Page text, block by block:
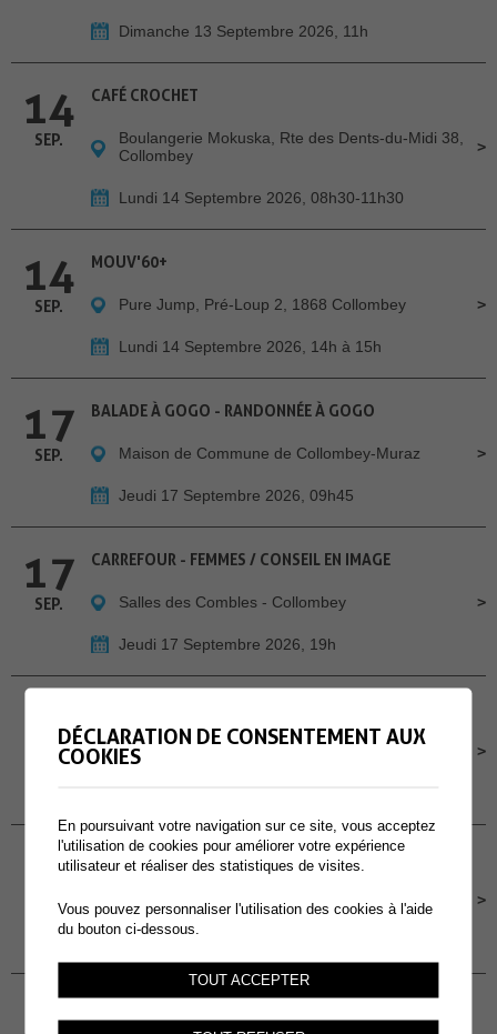
Dimanche 13 Septembre 2026, 11h
14
SEP.
CAFÉ CROCHET
Boulangerie Mokuska, Rte des Dents-du-Midi 38,
Collombey
Lundi 14 Septembre 2026, 08h30-11h30
14
SEP.
MOUV'60+
Pure Jump, Pré-Loup 2, 1868 Collombey
Lundi 14 Septembre 2026, 14h à 15h
17
SEP.
BALADE À GOGO - RANDONNÉE À GOGO
Maison de Commune de Collombey-Muraz
Jeudi 17 Septembre 2026, 09h45
17
SEP.
CARREFOUR - FEMMES / CONSEIL EN IMAGE
Salles des Combles - Collombey
Jeudi 17 Septembre 2026, 19h
18
SEP. Cour de l'école primaire de Muraz
19
SEP.
CONCOURS POMPIERS PROTECTION RESPIRATOIRE
Site des Perraires
24
DÉCLARATION DE CONSENTEMENT AUX
COOKIES
En poursuivant votre navigation sur ce site, vous acceptez
l'utilisation de cookies pour améliorer votre expérience
utilisateur et réaliser des statistiques de visites.
Vous pouvez personnaliser l'utilisation des cookies à l'aide
du bouton ci-dessous.
TOUT ACCEPTER